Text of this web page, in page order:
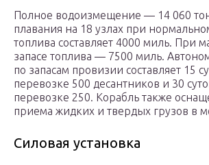
Полное водоизмещение — 14 060
плавания на 18 узлах при
топлива составляет 4000 миль. При
запасе топлива — 7500 миль.
по запасам провизии составляет 15
перевозке 500 десантников и 30
перевозке 250. Корабль также
приема жидких и твердых грузов в
Силовая установка